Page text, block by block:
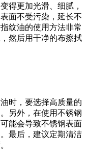
得更加光滑、细腻，
面不受污染，延长不
纹油的使用方法非常
然后用干净的布擦拭
时，要选择高质量的
另外，在使用不锈钢
能会导致不锈钢表面
最后，建议定期清洁